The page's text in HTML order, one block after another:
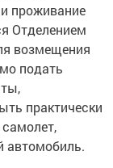
проживание
Отделением
возмещения
подать
практически
автомобиль.